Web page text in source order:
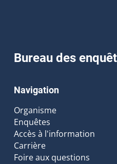
Bureau des
Navigation
Organisme
Enquêtes
Accès à l'information
Carrière
Foire aux questions